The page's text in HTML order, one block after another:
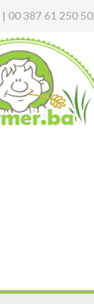
| 00 387 61 250